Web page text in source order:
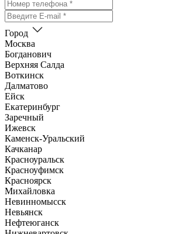
Город
Москва
Богданович
Верхняя Салда
Воткинск
Далматово
Ейск
Екатеринбург
Заречный
Ижевск
Каменск-Уральский
Качканар
Красноуральск
Красноуфимск
Красноярск
Михайловка
Невинномысск
Невьянск
Нефтеюганск